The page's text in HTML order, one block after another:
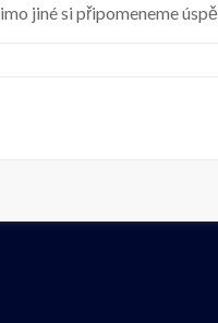
jiné si připomeneme